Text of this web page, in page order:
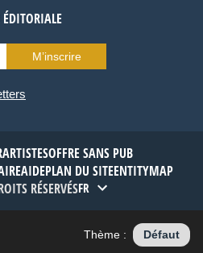
ÉDITORIALE
M’inscrire
ARTISTESOFFRE SANS PUB
AIDEPLAN DU SITEENTITYMAP
RÉSERVÉSFR
Thème : Défaut